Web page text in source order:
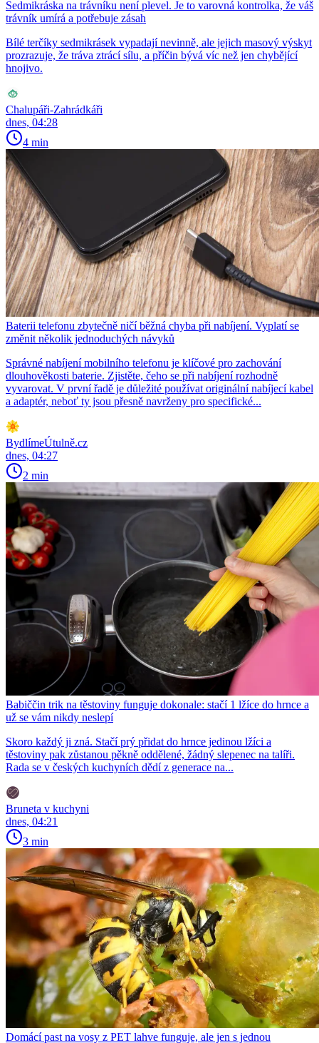
Sedmikráska na trávníku není plevel. Je to varovná kontrolka, že váš
trávník umírá a potřebuje zásah
Bílé terčíky sedmikrásek vypadají nevinně, ale jejich masový výskyt
prozrazuje, že tráva ztrácí sílu, a příčin bývá víc než jen chybějící
hnojivo.
Chalupáři-Zahrádkáři
dnes, 04:28
4 min
Baterii telefonu zbytečně ničí běžná chyba při nabíjení. Vyplatí se
změnit několik jednoduchých návyků
Správné nabíjení mobilního telefonu je klíčové pro zachování
dlouhověkosti baterie. Zjistěte, čeho se při nabíjení rozhodně
vyvarovat. V první řadě je důležité používat originální nabíjecí kabel
a adaptér, neboť ty jsou přesně navrženy pro specifické...
BydlímeÚtulně.cz
dnes, 04:27
2 min
Babiččin trik na těstoviny funguje dokonale: stačí 1 lžíce do hrnce a
už se vám nikdy neslepí
Skoro každý ji zná. Stačí prý přidat do hrnce jedinou lžíci a
těstoviny pak zůstanou pěkně oddělené, žádný slepenec na talíři.
Rada se v českých kuchyních dědí z generace na...
Bruneta v kuchyni
dnes, 04:21
3 min
Domácí past na vosy z PET lahve funguje, ale jen s jednou